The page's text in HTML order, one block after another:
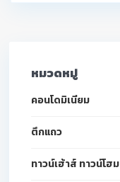
หมวดหมู่
คอนโดมิเนียม
ตึกแถว
ทาวน์เฮ้าส์ ทาวน์โฮม